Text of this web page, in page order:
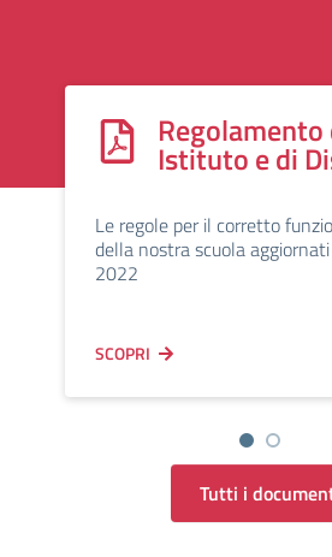
Regolamento
Istituto e di
Le regole per il corretto
della nostra scuola
2022
SCOPRI
Tutti i